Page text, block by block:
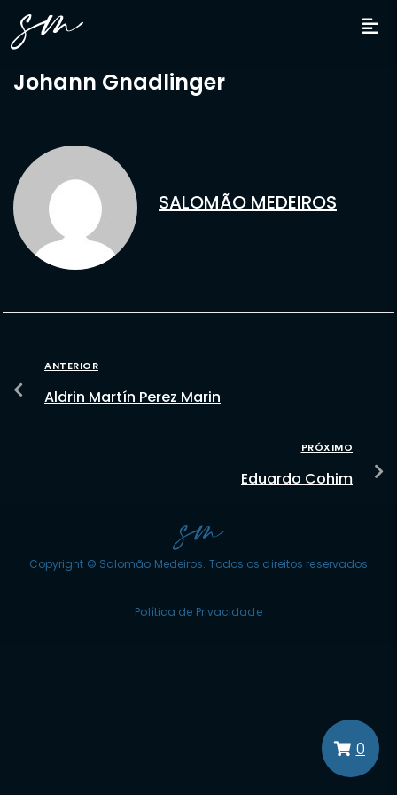
Johann Gnadlinger
SALOMÃO MEDEIROS
ANTERIOR
Aldrin Martín Perez Marin
PRÓXIMO
Eduardo Cohim
Copyright © Salomão Medeiros. Todos os direitos reservados
Política de Privacidade
0